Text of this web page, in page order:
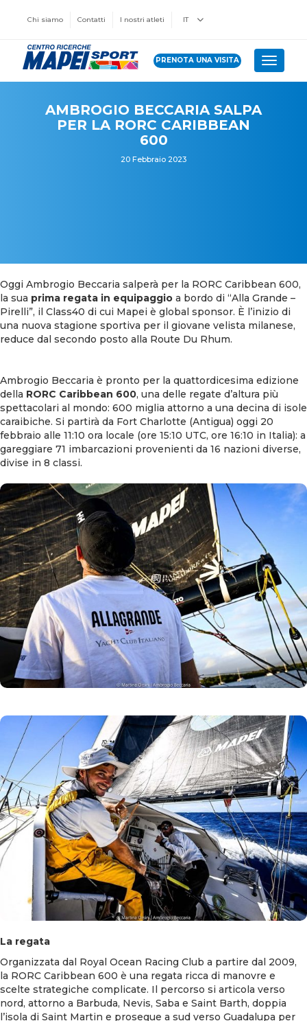
Chi siamo Contatti I nostri atleti IT
PRENOTA UNA VISITA Toggle
AMBROGIO BECCARIA SALPA
PER LA RORC CARIBBEAN
600
20 Febbraio 2023
Oggi Ambrogio Beccaria salperà per la RORC Caribbean 600,
la sua prima regata in equipaggio a bordo di “Alla Grande –
Pirelli”, il Class40 di cui Mapei è global sponsor. È l’inizio di
una nuova stagione sportiva per il giovane velista milanese,
reduce dal secondo posto alla Route Du Rhum.
Ambrogio Beccaria è pronto per la quattordicesima edizione
della RORC Caribbean 600, una delle regate d’altura più
spettacolari al mondo: 600 miglia attorno a una decina di isole
caraibiche. Si partirà da Fort Charlotte (Antigua) oggi 20
febbraio alle 11:10 ora locale (ore 15:10 UTC, ore 16:10 in Italia): a
gareggiare 71 imbarcazioni provenienti da 16 nazioni diverse,
divise in 8 classi.
La regata
Organizzata dal Royal Ocean Racing Club a partire dal 2009,
la RORC Caribbean 600 è una regata ricca di manovre e
scelte strategiche complicate. Il percorso si articola verso
nord, attorno a Barbuda, Nevis, Saba e Saint Barth, doppia
l’isola di Saint Martin e prosegue a sud verso Guadalupa per